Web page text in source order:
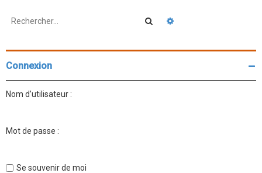
Rechercher
Connexion
Nom d’utilisateur :
Mot de passe :
Se souvenir de moi